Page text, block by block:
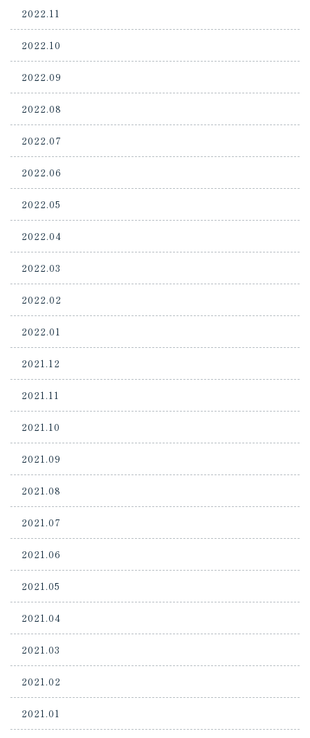
2022.11
2022.10
2022.09
2022.08
2022.07
2022.06
2022.05
2022.04
2022.03
2022.02
2022.01
2021.12
2021.11
2021.10
2021.09
2021.08
2021.07
2021.06
2021.05
2021.04
2021.03
2021.02
2021.01